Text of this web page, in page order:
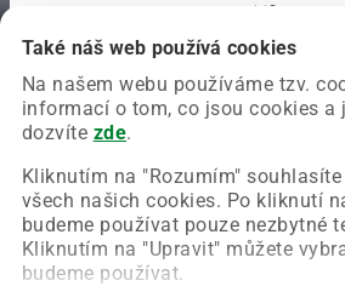
Také náš web používá cookies
Na našem webu používáme tzv.
informací o tom, co jsou cookies a
dozvíte zde.
Kliknutím na "Rozumím"
všech našich cookies. Po kliknutí
budeme používat pouze nezbytné
Kliknutím na "Upravit" můžete
budeme používat.
Chyba nastala na naší straně a
Zkuste prosím znovu načíst
Obnovit stránku